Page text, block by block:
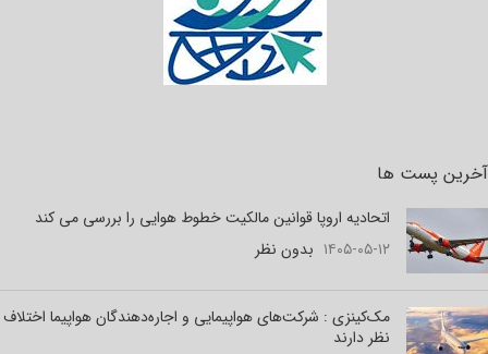
آخرین پست ها
اتحادیه اروپا قوانین مالکیت خطوط هوایی را بررسی می کند
۱۴۰۵-۰۵-۱۲ بدون نظر
مک‌کینزی : شرکت‌های هواپیمایی و اجاره‌دهندگان هواپیما اختلاف
نظر دارند